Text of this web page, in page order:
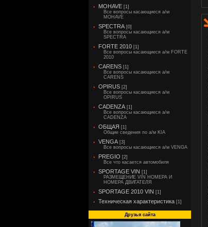
MOHAVE [1]
Все вопросы касающиеся а/м
MOHAVE
SPECTRA [0]
Все вопросы касающиеся а/м
SPECTRA
FORTE 2010 [1]
Все вопросы касающиеся а/м FORTE
2010
CARENS [1]
Все вопросы касающиеся а/м
CARENS
OPIRUS [2]
Все вопросы касающиеся а/м
OPIRUS
CADENZA [1]
Все вопросы касающиеся а/м
CADENZA
ОБЩАЯ [1]
Общие сведения по а/м KIA
VENGA [3]
Все вопросы касающиеся а/м VENGA
PREGIO [2]
Все что касается автомобиля
SPORTAGE VIN [1]
РАЗМЕЩЕНИЕ VIN НОМЕРА И
НОМЕРА ДВИГАТЕЛЯ
SPORTAGE 2010 VIN [1]
Техническая характеристика [1]
Друзья сайта